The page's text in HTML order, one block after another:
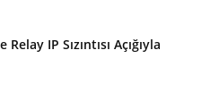
IP Sızıntısı Açığıyla